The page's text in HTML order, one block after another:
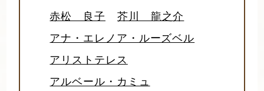
赤松 良子
芥川 龍之介
アナ・エレノア・ルーズベル
アリストテレス
アルベール・カミュ